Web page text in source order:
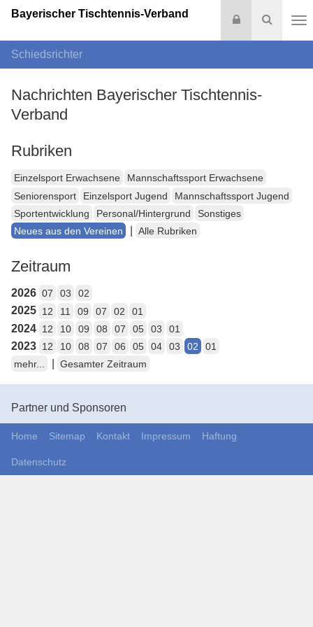
Suche
Login
Bayerischer Tischtennis-Verband
Schiedsrichter
Nachrichten Bayerischer Tischtennis-
Verband
Rubriken
Einzelsport Erwachsene
Mannschaftssport Erwachsene
Seniorensport
Einzelsport Jugend
Mannschaftssport Jugend
Sportentwicklung
Personal/Hintergrund
Sonstiges
Neues aus den Vereinen
Alle Rubriken
Zeitraum
2026 07 03 02
2025 12 11 09 07 02 01
2024 12 10 09 08 07 05 03 01
2023 12 10 08 07 06 05 04 03 02
01
mehr...
Gesamter Zeitraum
Partner und Sponsoren
Home Sitemap Kontakt Impressum Haftung
Datenschutz